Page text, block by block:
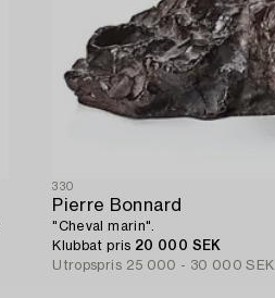
330
Pierre Bonnard
"Cheval marin".
Klubbat pris 20 000 SEK
Utropspris 25 000 - 30 000 SEK